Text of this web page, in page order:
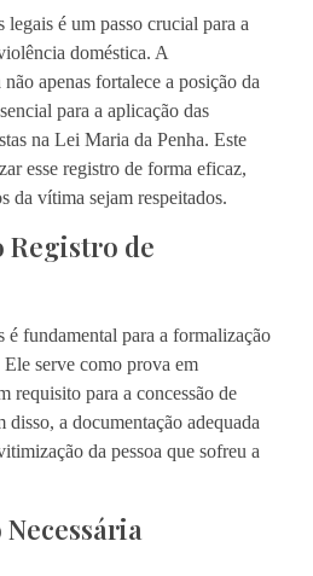
é um passo crucial para a
doméstica. A
apenas fortalece a posição da
para a aplicação das
na Lei Maria da Penha. Este
esse registro de forma eficaz,
da vítima sejam respeitados.
de
é fundamental para a formalização
serve como prova em
requisito para a concessão de
a documentação adequada
da pessoa que sofreu a